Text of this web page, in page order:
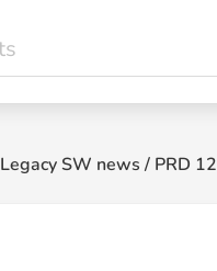
Legacy SW news / PRD 12